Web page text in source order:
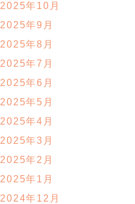
2025年10月
2025年9月
2025年8月
2025年7月
2025年6月
2025年5月
2025年4月
2025年3月
2025年2月
2025年1月
2024年12月